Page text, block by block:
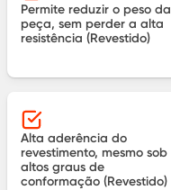
Permite reduzir o peso da
peça, sem perder a alta
resistência (Revestido)
Alta aderência do
revestimento, mesmo sob
altos graus de
conformação (Revestido)